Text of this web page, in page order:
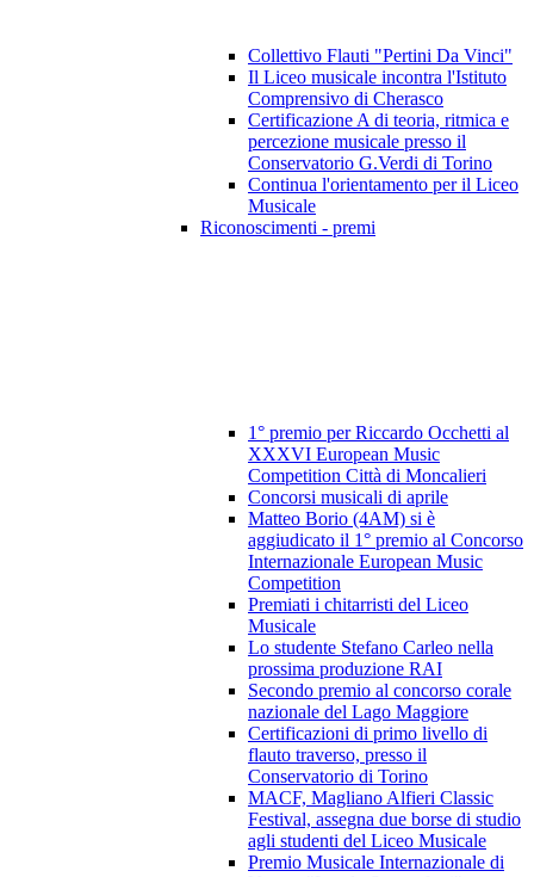
Collettivo Flauti "Pertini Da Vinci"
Il Liceo musicale incontra l'Istituto
Comprensivo di Cherasco
Certificazione A di teoria, ritmica e
percezione musicale presso il
Conservatorio G.Verdi di Torino
Continua l'orientamento per il Liceo
Musicale
Riconoscimenti - premi
1° premio per Riccardo Occhetti al
XXXVI European Music
Competition Città di Moncalieri
Concorsi musicali di aprile
Matteo Borio (4AM) si è
aggiudicato il 1° premio al Concorso
Internazionale European Music
Competition
Premiati i chitarristi del Liceo
Musicale
Lo studente Stefano Carleo nella
prossima produzione RAI
Secondo premio al concorso corale
nazionale del Lago Maggiore
Certificazioni di primo livello di
flauto traverso, presso il
Conservatorio di Torino
MACF, Magliano Alfieri Classic
Festival, assegna due borse di studio
agli studenti del Liceo Musicale
Premio Musicale Internazionale di